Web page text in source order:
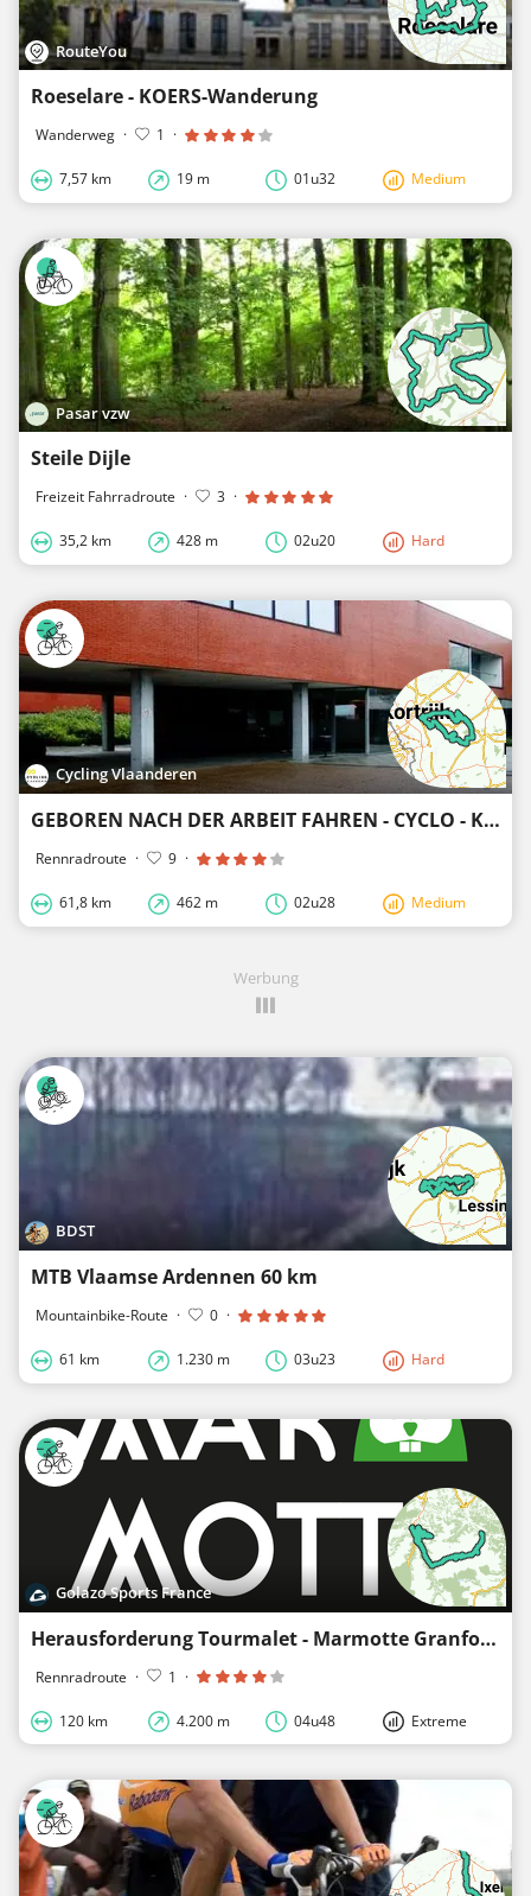
RouteYou
Roeselare - KOERS-Wanderung
Wanderweg · 1 ·
7,57 km 19 m 01u32 Medium
Pasar vzw
Steile Dijle
Freizeit Fahrradroute · 3 ·
35,2 km 428 m 02u20 Hard
Cycling Vlaanderen
GEBOREN NACH DER ARBEIT FAHREN - CYCLO - KORTRIJK
Rennradroute · 9 ·
61,8 km 462 m 02u28 Medium
Werbung
BDST
MTB Vlaamse Ardennen 60 km
Mountainbike-Route · 0 ·
61 km 1.230 m 03u23 Hard
Golazo Sports France
Herausforderung Tourmalet - Marmotte Granfondo Pyrénées 2024
Rennradroute · 1 ·
120 km 4.200 m 04u48 Extreme